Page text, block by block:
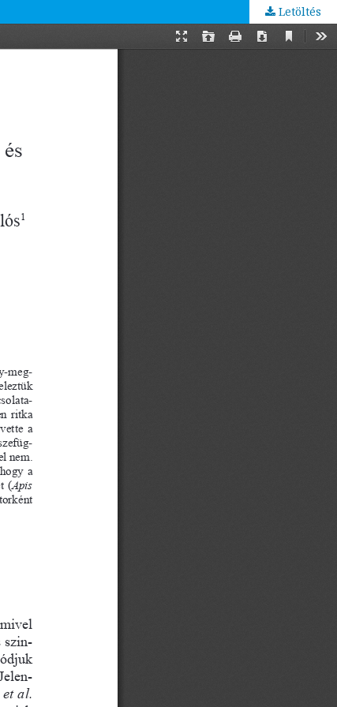
Letöltés